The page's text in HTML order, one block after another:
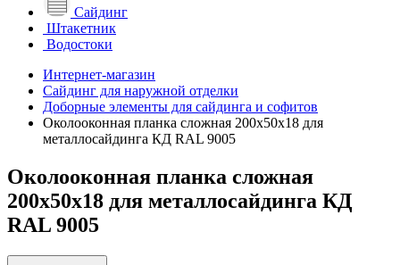
Сайдинг
Штакетник
Водостоки
Интернет-магазин
Сайдинг для наружной отделки
Доборные элементы для сайдинга и софитов
Околооконная планка сложная 200х50х18 для
металлосайдинга КД RAL 9005
Околооконная планка сложная
200х50х18 для металлосайдинга КД
RAL 9005